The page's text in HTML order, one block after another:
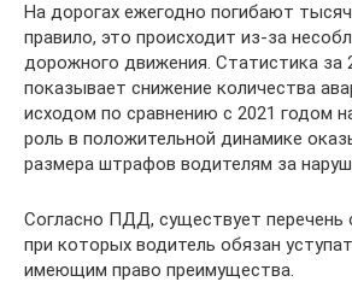
На дорогах ежегодно погибают
правило, это происходит из-за
дорожного движения. Статистика за
показывает снижение количества
исходом по сравнению с 2021 годом
роль в положительной динамике
размера штрафов водителям за
Согласно ПДД, существует перечень
при которых водитель обязан
имеющим право преимущества.